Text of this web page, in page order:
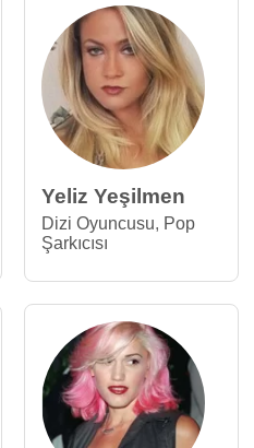
Yeliz Yeşilmen
Dizi Oyuncusu, Pop
Şarkıcısı